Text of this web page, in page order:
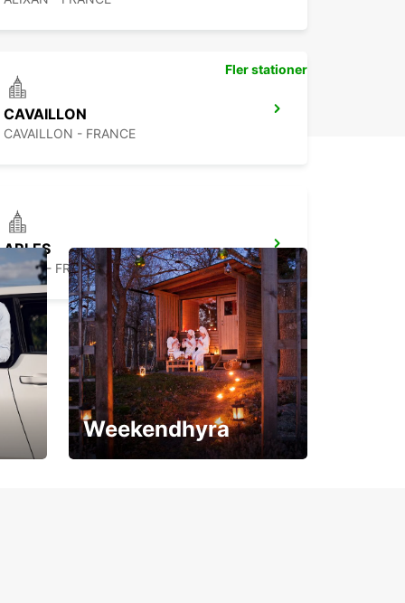
CAVAILLON
CAVAILLON - FRANCE
ARLES
ARLES - FRANCE
Fler stationer
Weekendhyra